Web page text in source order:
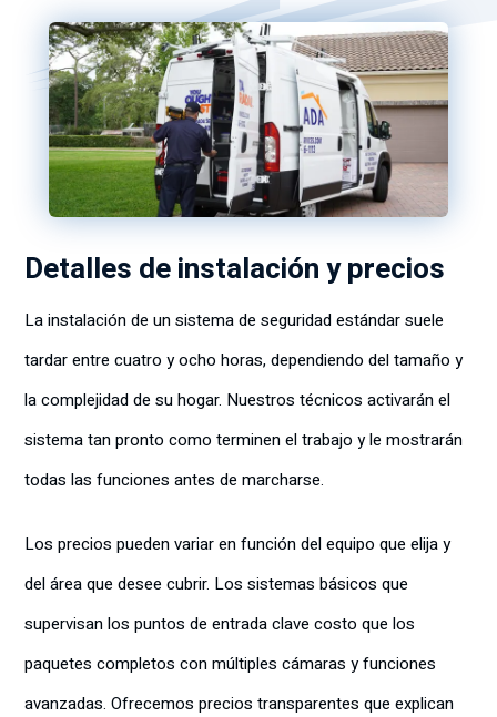
Detalles de instalación y precios
La instalación de un sistema de seguridad estándar suele
tardar entre cuatro y ocho horas, dependiendo del tamaño y
la complejidad de su hogar. Nuestros técnicos activarán el
sistema tan pronto como terminen el trabajo y le mostrarán
todas las funciones antes de marcharse.
Los precios pueden variar en función del equipo que elija y
del área que desee cubrir. Los sistemas básicos que
supervisan los puntos de entrada clave costo que los
paquetes completos con múltiples cámaras y funciones
avanzadas. Ofrecemos precios transparentes que explican